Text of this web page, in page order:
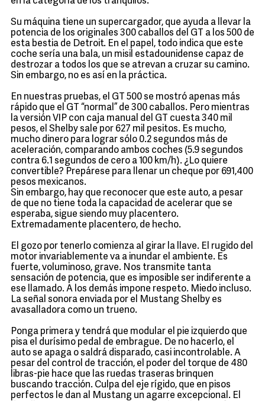
Su máquina tiene un supercargador, que ayuda a llevar la
potencia de los originales 300 caballos del GT a los 500 de
esta bestia de Detroit. En el papel, todo indica que este
coche sería una bala, un misil estadounidense capaz de
destrozar a todos los que se atrevan a cruzar su camino.
Sin embargo, no es así en la práctica.
En nuestras pruebas, el GT 500 se mostró apenas más
rápido que el GT “normal” de 300 caballos. Pero mientras
la versión VIP con caja manual del GT cuesta 340 mil
pesos, el Shelby sale por 627 mil pesitos. Es mucho,
mucho dinero para lograr sólo 0.2 segundos más de
aceleración, comparando ambos coches (5.9 segundos
contra 6.1 segundos de cero a 100 km/h). ¿Lo quiere
convertible? Prepárese para llenar un cheque por 691,400
pesos mexicanos.
Sin embargo, hay que reconocer que este auto, a pesar
de que no tiene toda la capacidad de acelerar que se
esperaba, sigue siendo muy placentero.
Extremadamente placentero, de hecho.
El gozo por tenerlo comienza al girar la llave. El rugido del
motor invariablemente va a inundar el ambiente. Es
fuerte, voluminoso, grave. Nos transmite tanta
sensación de potencia, que es imposible ser indiferente a
ese llamado. A los demás impone respeto. Miedo incluso.
La señal sonora enviada por el Mustang Shelby es
avasalladora como un trueno.
Ponga primera y tendrá que modular el pie izquierdo que
pisa el durísimo pedal de embrague. De no hacerlo, el
auto se apaga o saldrá disparado, casi incontrolable. A
pesar del control de tracción, el poder del torque de 480
libras-pie hace que las ruedas traseras brinquen
buscando tracción. Culpa del eje rígido, que en pisos
perfectos le dan al Mustang un agarre excepcional. El